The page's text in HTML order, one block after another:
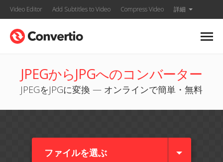
Video Editor Add Subtitles to Video Compress Video 詳細
JPEGからJPGへのコンバーター
JPEGをJPGに変換 — オンラインで簡単・無料
ファイルを選ぶ